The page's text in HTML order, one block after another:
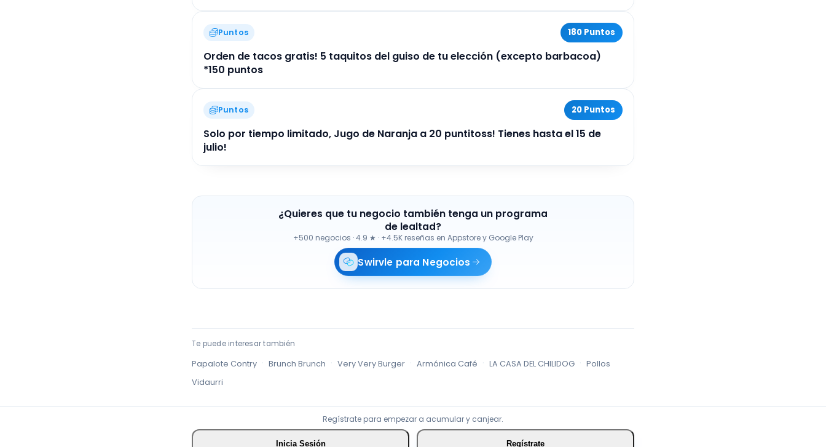
Puntos 180 Puntos
Orden de tacos gratis! 5 taquitos del guiso de tu elección (excepto barbacoa)
*150 puntos
Puntos 20 Puntos
Solo por tiempo limitado, Jugo de Naranja a 20 puntitoss! Tienes hasta el 15 de
julio!
¿Quieres que tu negocio también tenga un programa
de lealtad?
+500 negocios ·4.9 ★ · +4.5K reseñas en Appstore y Google Play
Swirvle para Negocios
Te puede interesar también
Papalote Contry Brunch Brunch Very Very Burger Armónica Café LA CASA DEL CHILIDOG
Pollos
Vidaurri
Regístrate para empezar a acumular y canjear.
Inicia Sesión Regístrate